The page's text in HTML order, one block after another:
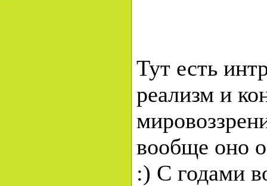
Тут есть
реализм и
вообще оно
:) С годами